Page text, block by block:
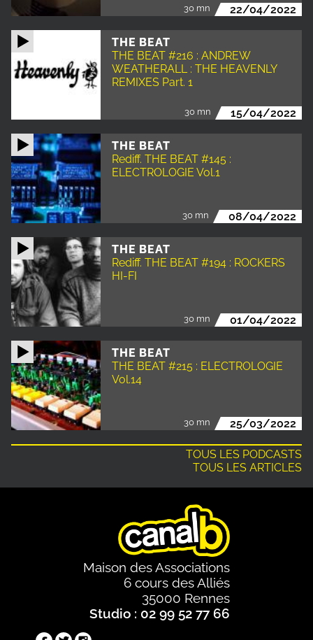
30 mn 22/04/2022
THE BEAT
THE BEAT #216 : ANDREW
WEATHERALL : THE HEAVENLY
REMIXES Part. 1
30 mn 15/04/2022
THE BEAT
Rediff. THE BEAT #145 :
ELECTROLOGIE Vol.1
30 mn 08/04/2022
THE BEAT
Rediff. THE BEAT #194 : ROCKERS
HI-FI
30 mn 01/04/2022
THE BEAT
THE BEAT #215 : ELECTROLOGIE
Vol.14
30 mn 25/03/2022
TOUS LES PODCASTS
TOUS LES ARTICLES
Maison des Associations
6 cours des Alliés
35000 Rennes
Studio : 02 99 52 77 66